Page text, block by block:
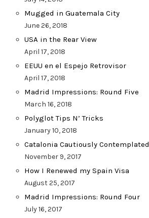
Mugged in Guatemala City
June 26, 2018
USA in the Rear View
April 17, 2018
EEUU en el Espejo Retrovisor
April 17, 2018
Madrid Impressions: Round Five
March 16, 2018
Polyglot Tips N’ Tricks
January 10, 2018
Catalonia Cautiously Contemplated
November 9, 2017
How I Renewed my Spain Visa
August 25, 2017
Madrid Impressions: Round Four
July 16, 2017